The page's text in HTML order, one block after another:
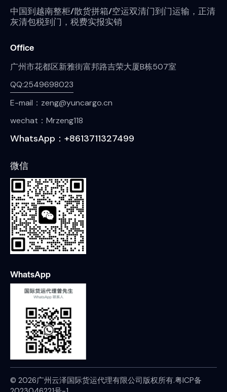
中国到越南整柜/散货拼箱/空运双清门到门运输，正清
灰清包税到门，税费实报实销
Office
广州市花都区新雅街富邦路吉荣大厦B栋507室
QQ:2549698023
E-mail：zeng@yuncargo.cn
wechat：Mrzeng118
WhatsApp：+8613711327499
微信
WhatsApp
© 2026广州云泽国际货运代理有限公司版权所有.粤ICP备